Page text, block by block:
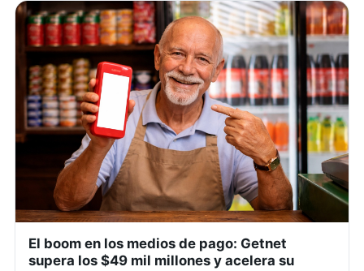
El boom en los medios de pago: Getnet
supera los $49 mil millones y acelera su